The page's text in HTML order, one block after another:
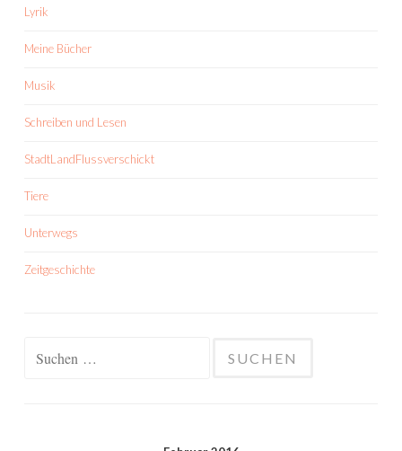
Lyrik
Meine Bücher
Musik
Schreiben und Lesen
StadtLandFlussverschickt
Tiere
Unterwegs
Zeitgeschichte